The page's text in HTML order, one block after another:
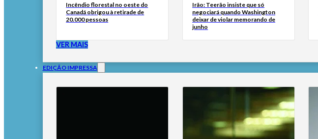
Incêndio florestal no oeste do
Canadá obrigou à retirade de
20.000 pessoas
Irão: Teerão insiste que só
negociará quando Washington
deixar de violar memorando de
junho
VER MAIS
EDIÇÃO IMPRESSA